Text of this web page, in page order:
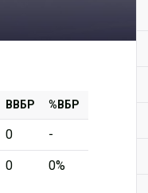
ВВБР %ВБР
0 -
0 0%